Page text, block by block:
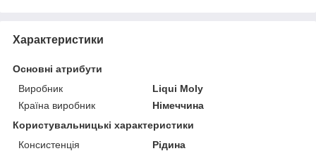
Характеристики
Основні атрибути
Виробник
Liqui Moly
Країна виробник
Німеччина
Користувальницькі характеристики
Консистенція
Рідина